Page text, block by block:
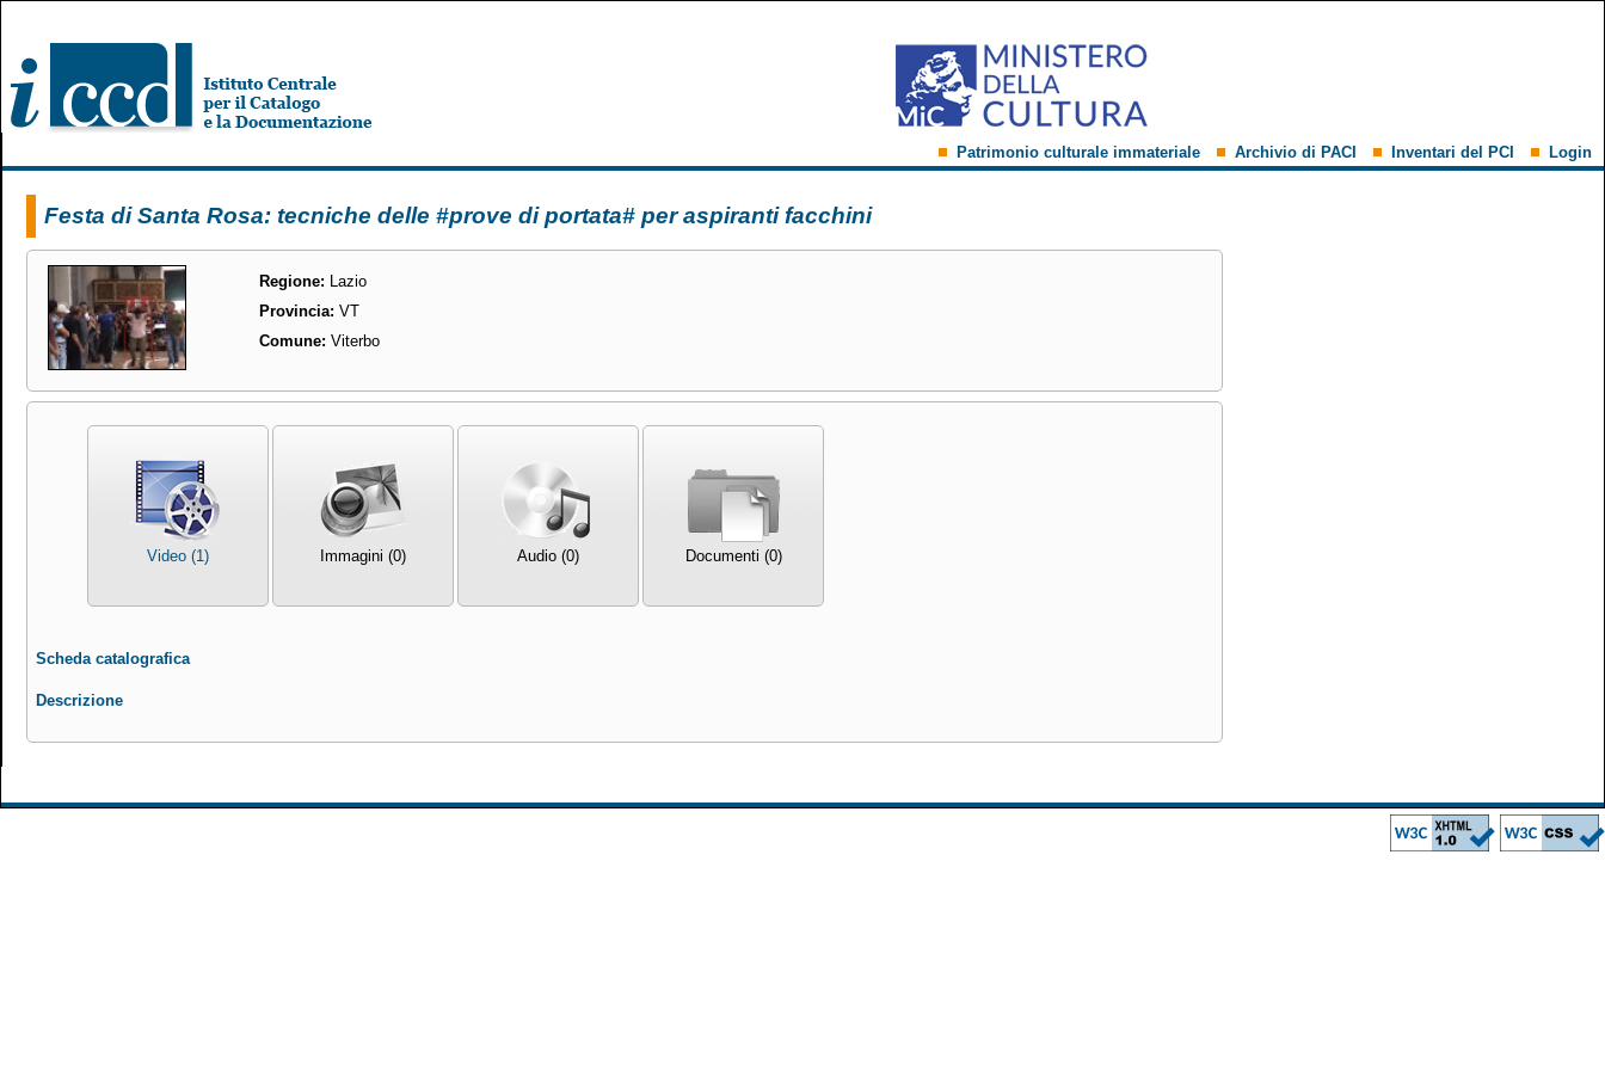
Patrimonio culturale immateriale Archivio di PACI Inventari del PCI Login
Festa di Santa Rosa: tecniche delle #prove di portata# per aspiranti facchini
Regione: Lazio
Provincia: VT
Comune: Viterbo
Video (1) Immagini (0) Audio (0) Documenti (0)
Scheda catalografica
Descrizione